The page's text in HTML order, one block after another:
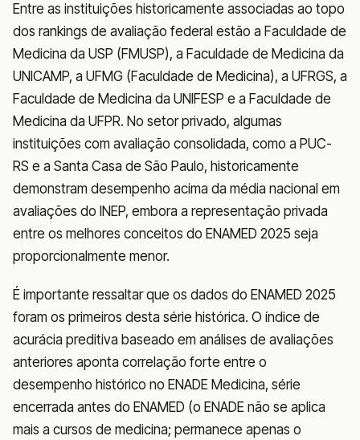
Entre as instituições historicamente associadas ao topo
dos rankings de avaliação federal estão a Faculdade de
Medicina da USP (FMUSP), a Faculdade de Medicina da
UNICAMP, a UFMG (Faculdade de Medicina), a UFRGS, a
Faculdade de Medicina da UNIFESP e a Faculdade de
Medicina da UFPR. No setor privado, algumas
instituições com avaliação consolidada, como a PUC-
RS e a Santa Casa de São Paulo, historicamente
demonstram desempenho acima da média nacional em
avaliações do INEP, embora a representação privada
entre os melhores conceitos do ENAMED 2025 seja
proporcionalmente menor.
É importante ressaltar que os dados do ENAMED 2025
foram os primeiros desta série histórica. O índice de
acurácia preditiva baseado em análises de avaliações
anteriores aponta correlação forte entre o
desempenho histórico no ENADE Medicina, série
encerrada antes do ENAMED (o ENADE não se aplica
mais a cursos de medicina; permanece apenas o